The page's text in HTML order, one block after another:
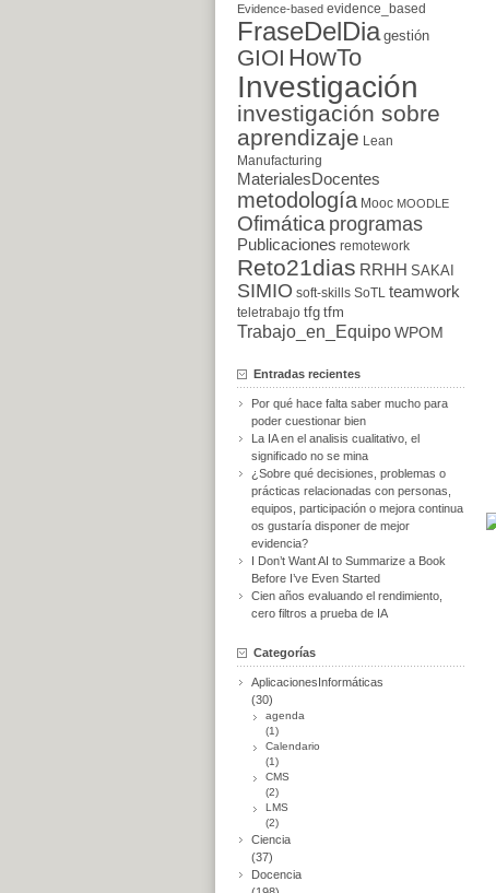
Evidence-based evidence_based
FraseDelDia gestión
GIOI HowTo
Investigación
investigación sobre
aprendizaje Lean
Manufacturing
MaterialesDocentes
metodología Mooc MOODLE
Ofimáticaprogramas
Publicaciones remotework
Reto21dias RRHH SAKAI
SIMIO soft-skills SoTL teamwork
teletrabajo tfg tfm
Trabajo_en_EquipoWPOM
Entradas recientes
Por qué hace falta saber mucho para
poder cuestionar bien
La IA en el analisis cualitativo, el
significado no se mina
¿Sobre qué decisiones, problemas o
prácticas relacionadas con personas,
equipos, participación o mejora continua
os gustaría disponer de mejor
evidencia?
I Don’t Want AI to Summarize a Book
Before I’ve Even Started
Cien años evaluando el rendimiento,
cero filtros a prueba de IA
Categorías
AplicacionesInformáticas
(30)
agenda
(1)
Calendario
(1)
CMS
(2)
LMS
(2)
Ciencia
(37)
Docencia